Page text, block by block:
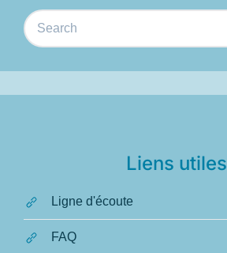
Liens utiles
Ligne d'écoute
FAQ